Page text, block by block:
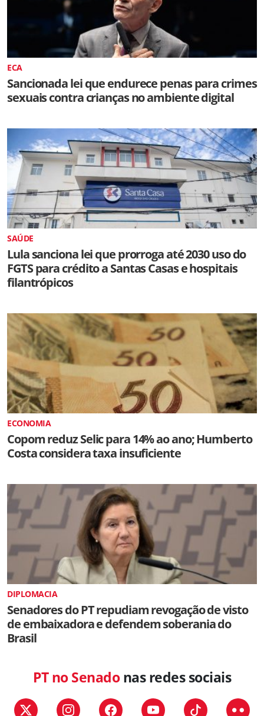
ECA
Sancionada lei que endurece penas para crimes
sexuais contra crianças no ambiente digital
SAÚDE
Lula sanciona lei que prorroga até 2030 uso do
FGTS para crédito a Santas Casas e hospitais
filantrópicos
ECONOMIA
Copom reduz Selic para 14% ao ano; Humberto
Costa considera taxa insuficiente
DIPLOMACIA
Senadores do PT repudiam revogação de visto
de embaixadora e defendem soberania do
Brasil
PT no Senadonas redes sociais